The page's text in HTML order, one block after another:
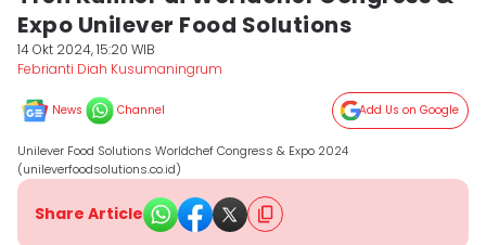
Expo Unilever Food Solutions
14 Okt 2024, 15:20 WIB
Febrianti Diah Kusumaningrum
News Channel Add Us on Google
Unilever Food Solutions Worldchef Congress & Expo 2024
(unileverfoodsolutions.co.id)
Share Article